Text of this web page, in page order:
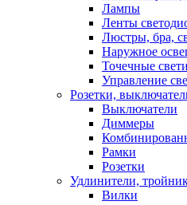
Лампы
Ленты
Люстры, бра,
Наружное
Точечные
Управление
Розетки,
Выключатели
Диммеры
Рамки
Розетки
Удлинители,
Вилки